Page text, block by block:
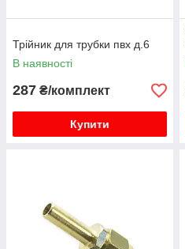
Трійник для трубки пвх д.6
В наявності
287 ₴/комплект
Купити